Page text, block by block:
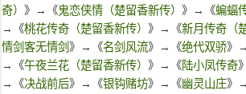
奇） 》→《鬼恋侠情（楚留香新传） 》→《蝙蝠
→《桃花传奇（楚留香新传） 》→《新月传奇（
情剑客无情剑 》→《名剑风流》→《绝代双骄》
→《午夜兰花（楚留香新传） 》→《陆小凤传奇
→《决战前后》→《银钩赌坊》→《幽灵山庄》